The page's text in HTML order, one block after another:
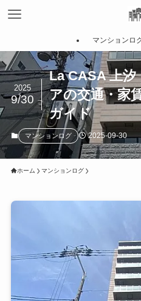
マンションロ
La CASA 上汐
アの交通・家
ガイド
2025
9/30
マンションログ 2025-09-30
ホーム マンションログ